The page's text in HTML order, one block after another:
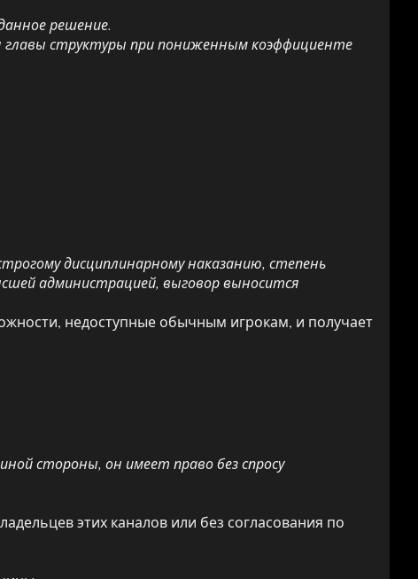
решение.
главы структуры при пониженным коэффициенте
дисциплинарному наказанию, степень
администрацией, выговор выносится
недоступные обычным игрокам, и получает
стороны, он имеет право без спросу
этих каналов или без согласования по